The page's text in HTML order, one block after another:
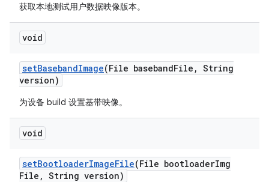
获取本地测试用户数据映像版本。
void
setBasebandImage(File basebandFile , String
version)
为设备 build 设置基带映像。
void
setBootloaderImageFile(File bootloaderImg
File , String version)